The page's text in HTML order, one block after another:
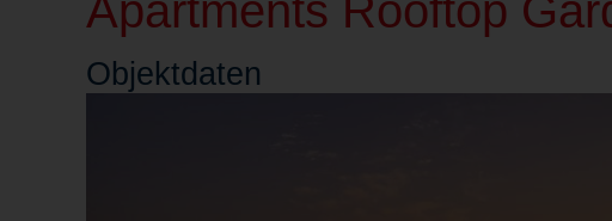
Apartments Rooftop
Objektdaten